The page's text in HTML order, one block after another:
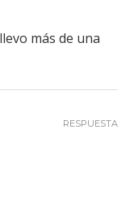
más de una
RESPUESTA